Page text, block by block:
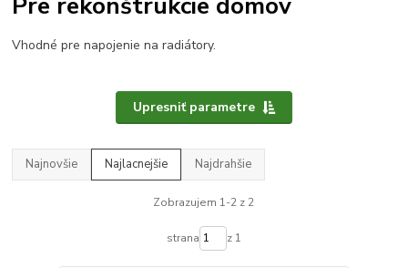
Vhodné pre napojenie na radiátory.
Upresniť parametre
Najnovšie Najlacnejšie Najdrahšie
Zobrazujem 1-2 z 2
strana z 1